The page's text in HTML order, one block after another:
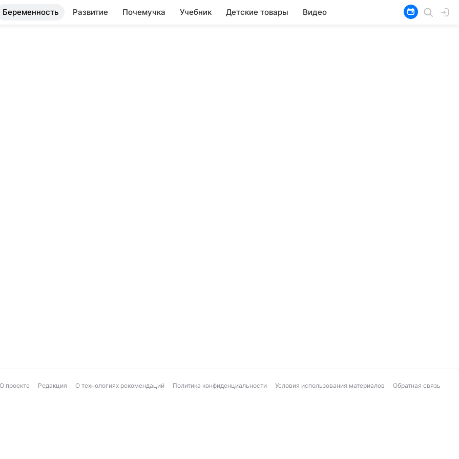
Беременность Развитие Почемучка Учебник Детские товары Видео
О проекте Редакция О технологиях рекомендаций Политика конфиденциальности Условия использования материалов Обратная связь